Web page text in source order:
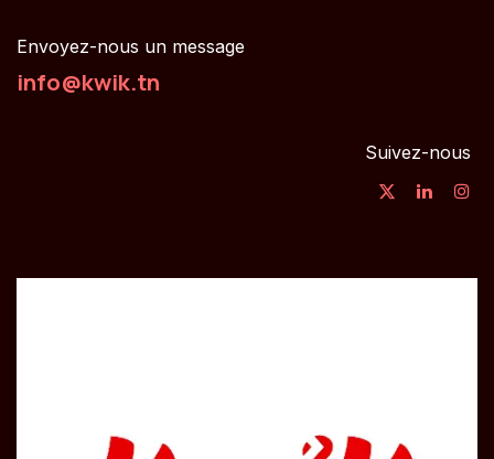
Envoyez-nous un message
info@kwik.tn
Suivez-nous